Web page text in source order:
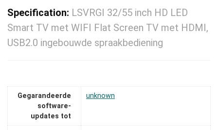
Specification: LSVRGI 32/55 inch HD LED
Smart TV met WIFI Flat Screen TV met HDMI,
USB2.0 ingebouwde spraakbediening
Gegarandeerde
software-
updates tot
‎unknown